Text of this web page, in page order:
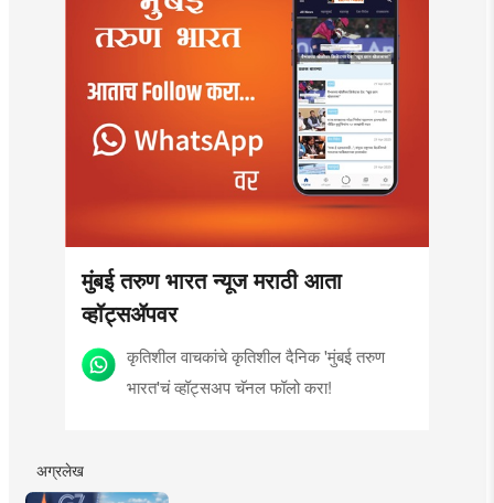
मुंबई तरुण भारत न्यूज मराठी आता
व्हॉट्सॲपवर
कृतिशील वाचकांचे कृतिशील दैनिक 'मुंबई तरुण
भारत'चं व्हॉट्सअप चॅनल फॉलो करा!
अग्रलेख